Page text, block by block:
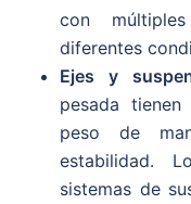
con
diferentes
Ejes y
pesada
peso de
estabilidad.
sistemas de